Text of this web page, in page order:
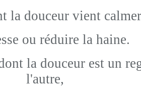
la douceur vient calmer
ou réduire la haine.
la douceur est un
l'autre,